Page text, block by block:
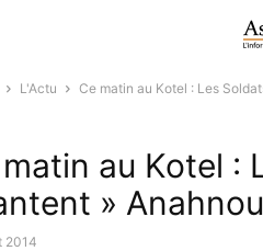
L'Actu Ce matin au Kotel : Les
au Kotel :
»
2014